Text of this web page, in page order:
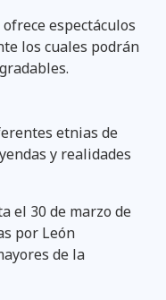
espectáculos
los cuales podrán
etnias de
y realidades
el 30 de marzo de
por León
de la